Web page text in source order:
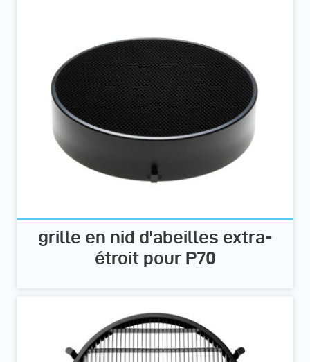
grille en nid d'abeilles extra-
étroit pour P70